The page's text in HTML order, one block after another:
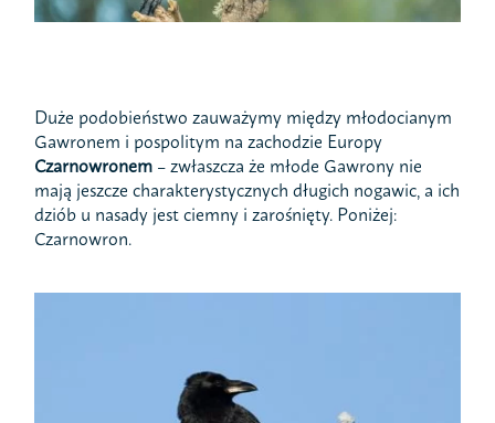
Duże podobieństwo zauważymy między młodocianym
Gawronem i pospolitym na zachodzie Europy
Czarnowronem – zwłaszcza że młode Gawrony nie
mają jeszcze charakterystycznych długich nogawic, a ich
dziób u nasady jest ciemny i zarośnięty. Poniżej:
Czarnowron.